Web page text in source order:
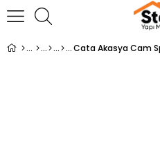
Cata Akasya Cam